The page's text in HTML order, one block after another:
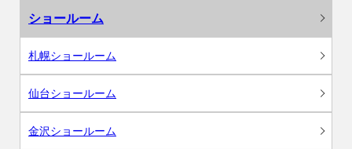
ショールーム
札幌ショールーム
仙台ショールーム
金沢ショールーム